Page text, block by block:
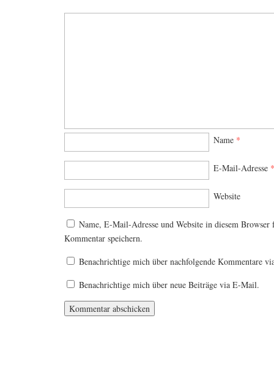
Name *
E-Mail-Adresse *
Website
Name, E-Mail-Adresse und Website in diesem Browser
Kommentar speichern.
Benachrichtige mich über nachfolgende Kommentare
Benachrichtige mich über neue Beiträge via E-Mail.